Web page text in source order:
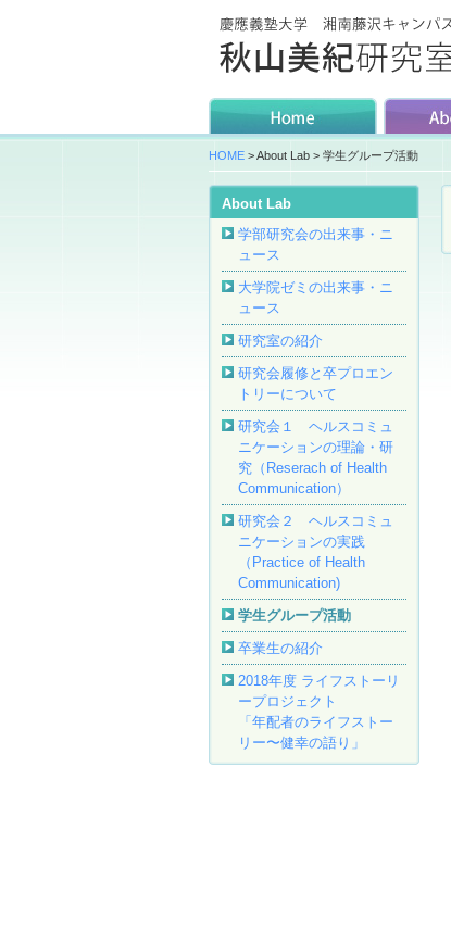
HOME > About Lab > 学生グループ活動
About Lab
学部研究会の出来事・ニ
ュース
大学院ゼミの出来事・ニ
ュース
研究室の紹介
研究会履修と卒プロエン
トリーについて
研究会１ ヘルスコミュ
ニケーションの理論・研
究（Reserach of Health
Communication）
研究会２ ヘルスコミュ
ニケーションの実践
（Practice of Health
Communication)
学生グループ活動
卒業生の紹介
2018年度 ライフストーリ
ープロジェクト
「年配者のライフストー
リー〜健幸の語り」